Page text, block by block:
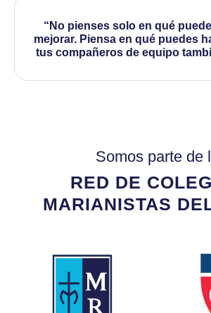
“No pienses solo en qué
mejorar. Piensa en qué puedes
tus compañeros de equipo
Somos parte de
RED DE
MARIANISTAS